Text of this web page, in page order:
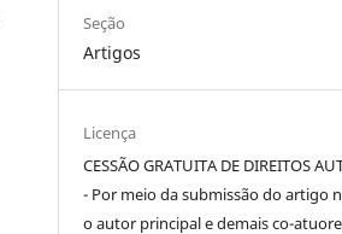
Seção
Artigos
Licença
CESSÃO GRATUITA DE DIREITOS
- Por meio da submissão do artigo
o autor principal e demais co-